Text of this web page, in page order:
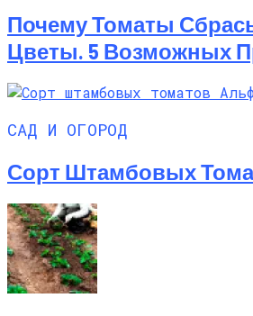
Почему Томаты
Цветы. 5 Возможных
САД И ОГОРОД
Сорт Штамбовых